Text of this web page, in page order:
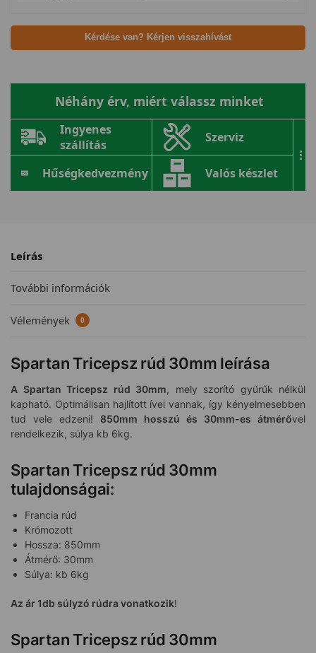
Kérdése van? Kérjen visszahívást
Néhány érv, miért válassz minket
Ingyenes
szállítás
Szerviz
Hűségkedvezmény Valós készlet
...
Leírás
További információk
Vélemények 0
Spartan Tricepsz rúd 30mm leírása
A Spartan Tricepsz rúd 30mm, mely szorító gyűrűk nélkül
kapható. Optimálisan hajlított ívei vannak, így kényelmesebben
tud vele edzeni! 850mm hosszú és 30mm-es átmérővel
rendelkezik, súlya kb 6kg.
Spartan Tricepsz rúd 30mm
tulajdonságai:
Francia rúd
Krómozott
Hossza: 850mm
Átmérő: 30mm
Súlya: kb 6kg
Az ár 1db súlyzó rúdra vonatkozik!
Spartan Tricepsz rúd 30mm